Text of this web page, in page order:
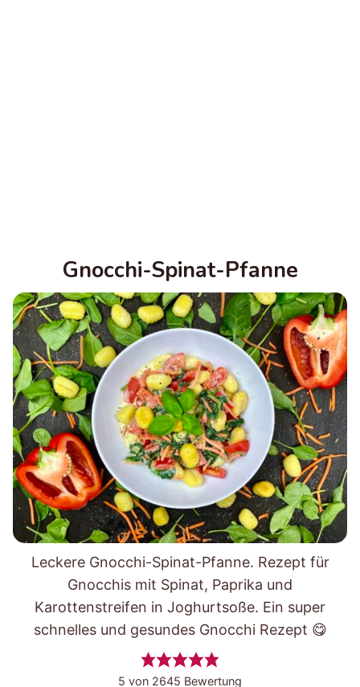
Gnocchi-Spinat-Pfanne
Leckere Gnocchi-Spinat-Pfanne. Rezept für
Gnocchis mit Spinat, Paprika und
Karottenstreifen in Joghurtsoße. Ein super
schnelles und gesundes Gnocchi Rezept 😋
5 von 2645 Bewertung